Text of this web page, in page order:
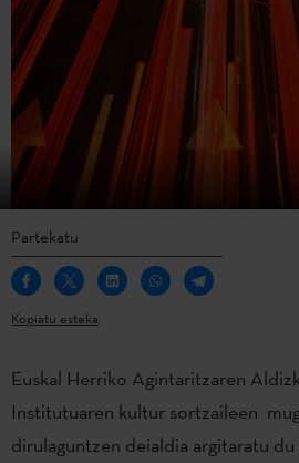
Partekatu
Kopiatu esteka
Euskal Herriko Agintaritzaren
Institutuaren kultur sortzaileen
dirulaguntzen deialdia argitaratu